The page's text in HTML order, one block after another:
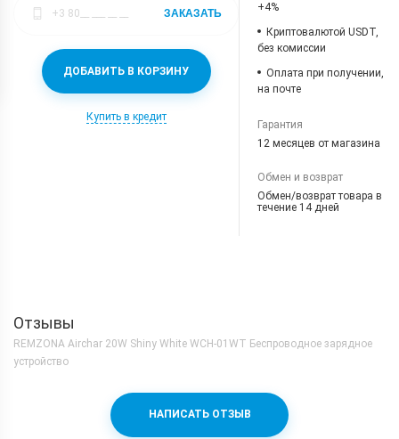
ДОБАВИТЬ В КОРЗИНУ
Купить в кредит
ЗАКАЗАТЬ
+4%
Криптовалютой USDT,
без комиссии
Оплата при получении,
на почте
Гарантия
12 месяцев от магазина
Обмен и возврат
Обмен/возврат товара в
течение 14 дней
Отзывы
REMZONA Airchar 20W Shiny White WCH-01WT Беспроводное зарядное
устройство
НАПИСАТЬ ОТЗЫВ